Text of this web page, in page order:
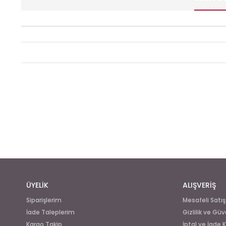
ÜYELİK
Siparişlerim
İade Taleplerim
Kargo Takip
ALIŞVERİŞ
Mesafeli
Gizlilik ve
İptal ve İade